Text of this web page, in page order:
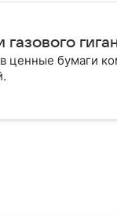
ценные бумаги